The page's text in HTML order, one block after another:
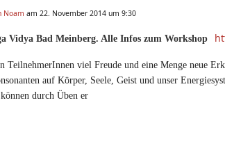
Noam am 22. November 2014 um 9:30
Vidya Bad Meinberg. Alle Infos zum Workshop
TeilnehmerInnen viel Freude und eine Menge neue
auf Körper, Seele, Geist und unser
durch Üben er